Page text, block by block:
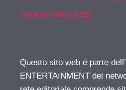
Cookie Policy (UE)
Questo sito web è parte
ENTERTAINMENT del